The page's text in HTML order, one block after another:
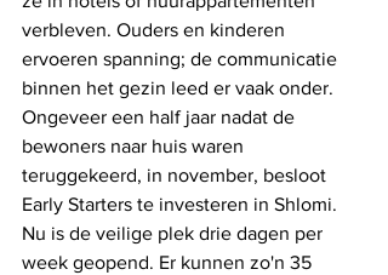
verbleven. Ouders en kinderen
ervoeren spanning; de communicatie
binnen het gezin leed er vaak onder.
Ongeveer een half jaar nadat de
bewoners naar huis waren
teruggekeerd, in november, besloot
Early Starters te investeren in Shlomi.
Nu is de veilige plek drie dagen per
week geopend. Er kunnen zo'n 35